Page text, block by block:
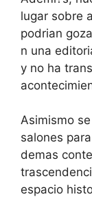
lugar sobre
podrian
n una
y no ha
Asimismo
salones
demas
espacio